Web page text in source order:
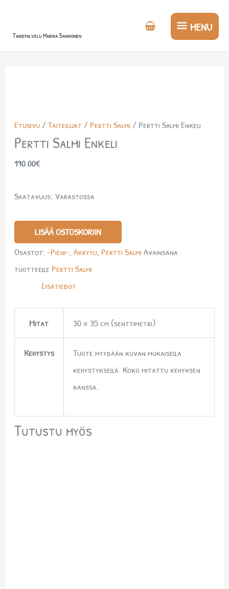
Taidepalvelu Marika Saikkonen
MENU
MENU
Etusivu/ Taiteilijat / Pertti Salmi / Pertti Salmi Enkeli
Pertti Salmi Enkeli
190.00€
Saatavuus: Varastossa
määrä
LISÄÄ OSTOSKORIIN
Osastot: -Pieni-, Akryyli, Pertti Salmi Avainsana
tuotteelle Pertti Salmi
Lisätiedot
Mitat 30 × 35 cm (senttimetri)
Kehystys
Tuote myydään kuvan mukaisella
kehystyksellä. Koko mitattu kehyksen
kanssa.
Tutustu myös